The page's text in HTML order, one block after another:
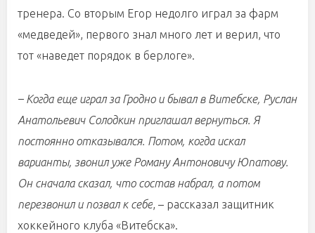
тренера. Со вторым Егор недолго играл за фарм
«медведей», первого знал много лет и верил, что
тот «наведет порядок в берлоге».
– Когда еще играл за Гродно и бывал в Витебске, Руслан
Анатольевич Солодкин приглашал вернуться. Я
постоянно отказывался. Потом, когда искал
варианты, звонил уже Роману Антоновичу Юпатову.
Он сначала сказал, что состав набрал, а потом
перезвонил и позвал к себе, – рассказал защитник
хоккейного клуба «Витебска».